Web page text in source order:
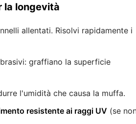
la longevità
allentati. Risolvi rapidamente i
graffiano la superficie
l'umidità che causa la muffa.
resistente ai raggi UV (se